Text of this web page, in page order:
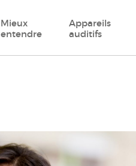
Mieux
entendre
Appareils
auditifs